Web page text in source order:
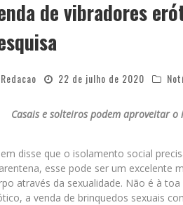
de vibradores
Redacao 22 de julho de 2020
Casais e solteiros podem aproveitar
disse que o isolamento social
esse pode ser um excelente
através da sexualidade. Não é à
a venda de brinquedos sexuais